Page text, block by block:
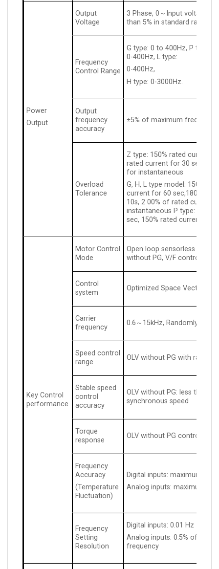
Power
Output
Output
Voltage
3 Phase, 0～Input voltage,
than 5% in standard rating
Frequency
Control Range
G type: 0 to 400Hz, P type:
0-400Hz, L type:
0-400Hz,
H type: 0-3000Hz.
Output
frequency
accuracy
±5% of maximum frequency
Overload
Tolerance
Z type: 150% rated current
rated current for 30 sec,
for instantaneous
G, H, L type model: 150% of
current for 60 sec,180% of
10s, 2 00% of rated current
instantaneous P type: 120%
sec, 150% rated current for
Key Control
performance
Motor Control
Mode
Open loop sensorless
without PG, V/F control
Control
system
Optimized Space Vector
Carrier
frequency
0.6～15kHz, Randomly-
Speed control
range
OLV without PG with rated
Stable speed
control
accuracy
OLV without PG: less than
synchronous speed
Torque
response
OLV without PG control
Frequency
Accuracy
(Temperature
Fluctuation)
Digital inputs: maximum ×
Analog inputs: maximum × ±
Frequency
Setting
Resolution
Digital inputs: 0.01 Hz
Analog inputs: 0.5% of
frequency